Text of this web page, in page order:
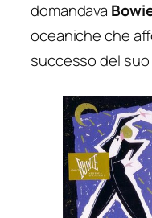
domandava
oceaniche che
successo del suo